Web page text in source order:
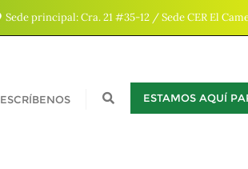
Sede principal: Cra. 21 #35-12 / Sede CER El
ESCRÍBENOS ESTAMOS AQUÍ